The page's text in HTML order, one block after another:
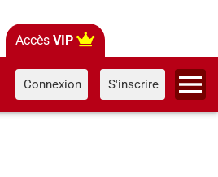
Accès VIP
Connexion S'inscrire